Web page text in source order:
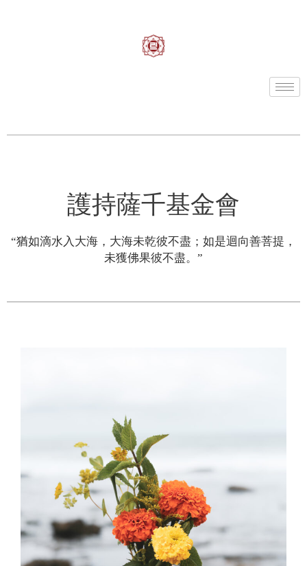
護持薩千基金會
“猶如滴水入大海，大海未乾彼不盡；如是迴向善菩提，
未獲佛果彼不盡。”